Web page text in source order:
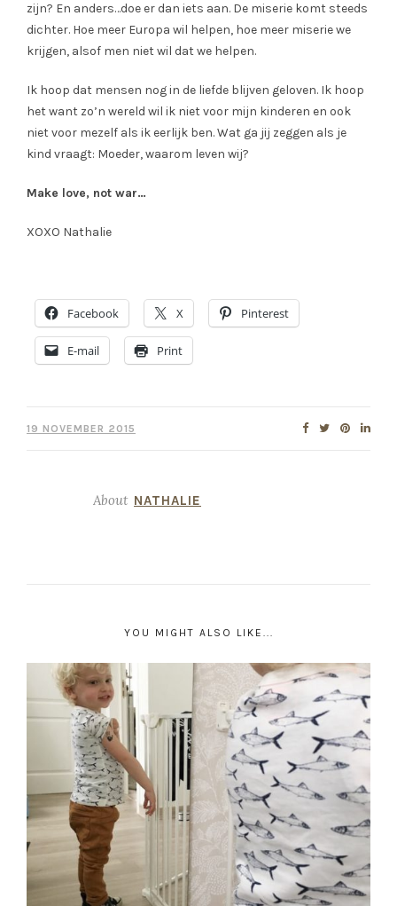
zijn? En anders…doe er dan iets aan. De miserie komt steeds
dichter. Hoe meer Europa wil helpen, hoe meer miserie we
krijgen, alsof men niet wil dat we helpen.
Ik hoop dat mensen nog in de liefde blijven geloven. Ik hoop
het want zo’n wereld wil ik niet voor mijn kinderen en ook
niet voor mezelf als ik eerlijk ben. Wat ga jij zeggen als je
kind vraagt: Moeder, waarom leven wij?
Make love, not war…
XOXO Nathalie
Facebook X Pinterest
E-mail Print
19 NOVEMBER 2015
About NATHALIE
YOU MIGHT ALSO LIKE...